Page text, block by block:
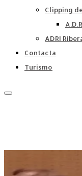
Clipping
ADRI
Contacta
Turismo